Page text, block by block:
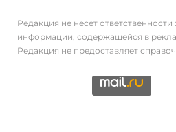
Редакция не несет ответственности
информации, содержащейся в
Редакция не предоставляет